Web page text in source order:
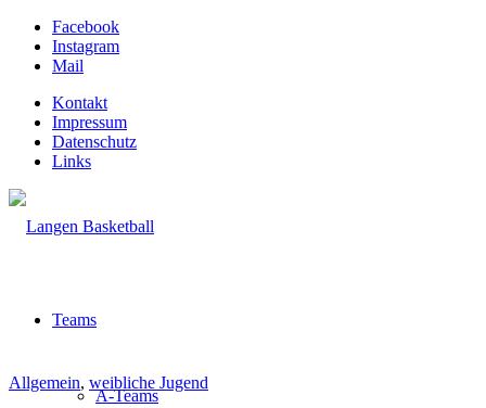
Facebook
Instagram
Mail
Kontakt
Impressum
Datenschutz
Links
Teams
A-Teams
Allgemein, weibliche Jugend